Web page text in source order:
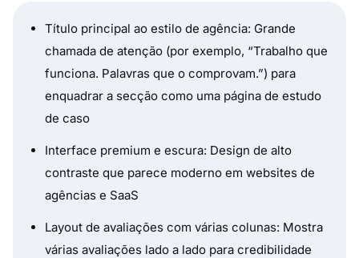
Título principal ao estilo de agência: Grande
chamada de atenção (por exemplo, “Trabalho que
funciona. Palavras que o comprovam.”) para
enquadrar a secção como uma página de estudo
de caso
Interface premium e escura: Design de alto
contraste que parece moderno em websites de
agências e SaaS
Layout de avaliações com várias colunas: Mostra
várias avaliações lado a lado para credibilidade